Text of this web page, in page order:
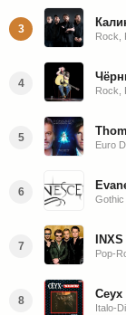
3
Rock,
4
Rock,
5
Euro
6
Gothic
7
Pop-
8 Ceyx
Italo-